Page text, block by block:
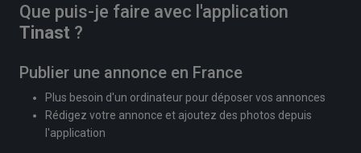
Que puis-je faire avec l'application
Tinast ?
Publier une annonce en France
Plus besoin d'un ordinateur pour déposer vos annonces
Rédigez votre annonce et ajoutez des photos depuis
l'application